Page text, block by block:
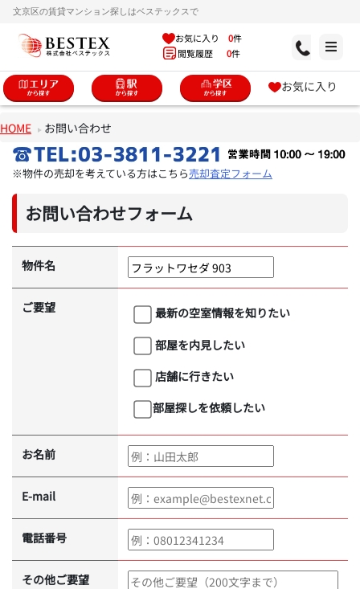
文京区の賃貸マンション探しはベステックスで
お気に入り 0件
閲覧履歴 0件
お気に入り
HOME お問い合わせ
※物件の売却を考えている方はこちら売却査定フォーム
お問い合わせフォーム
物件名
ご要望
最新の空室情報を知りたい
部屋を内見したい
店舗に行きたい
部屋探しを依頼したい
お名前
E-mail
電話番号
その他ご要望